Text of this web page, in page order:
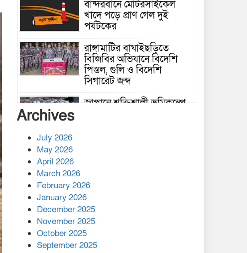
বান্দরবানে মোটরসাইকেল
খাদে পড়ে প্রাণ গেল দুই
পর্যটকের
রাঙ্গামাটির বাঘাইছড়িতে
বিজিবির অভিযানে বিদেশি
পিস্তল, গুলি ও বিদেশি
সিগারেট জব্দ
জাপানে শক্তিশালী ভূমিকম্পে
কাপ্তাই প্রেস ক্লাবের সভাপতি
মাহফুজ, সম্পাদক রিপন মারমা
নির্বাচিত
মালয়েশিয়ার প্রধানমন্ত্রীকে চিঠি
দেয়ার পর ফোন তারেক
Archives
July 2026
May 2026
April 2026
March 2026
February 2026
January 2026
December 2025
November 2025
October 2025
September 2025